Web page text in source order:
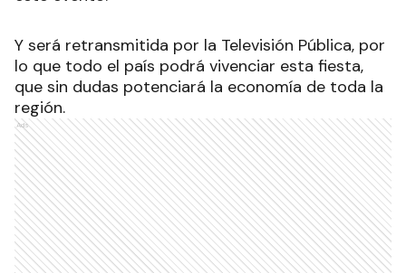
Y será retransmitida por la Televisión Pública, por
lo que todo el país podrá vivenciar esta fiesta,
que sin dudas potenciará la economía de toda la
región.
Ads